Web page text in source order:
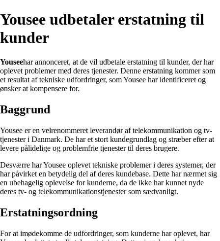
Yousee udbetaler erstatning til
kunder
Youseehar annonceret, at de vil udbetale erstatning til kunder, der har
oplevet problemer med deres tjenester. Denne erstatning kommer som
et resultat af tekniske udfordringer, som Yousee har identificeret og
ønsker at kompensere for.
Baggrund
Yousee er en velrenommeret leverandør af telekommunikation og tv-
tjenester i Danmark. De har et stort kundegrundlag og stræber efter at
levere pålidelige og problemfrie tjenester til deres brugere.
Desværre har Yousee oplevet tekniske problemer i deres systemer, der
har påvirket en betydelig del af deres kundebase. Dette har nærmet sig
en ubehagelig oplevelse for kunderne, da de ikke har kunnet nyde
deres tv- og telekommunikationstjenester som sædvanligt.
Erstatningsordning
For at imødekomme de udfordringer, som kunderne har oplevet, har